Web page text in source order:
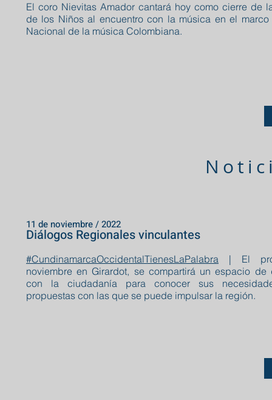
El coro Nievitas Amador cantará hoy como cierre de
de los Niños al encuentro con la música en el
Nacional de la música Colombiana.
#CundinamarcaOccidentalTienesLaPalabra | El
noviembre en Girardot, se compartirá un espacio de
con la ciudadanía para conocer sus
propuestas con las que se puede impulsar la región.
Diálogos Regionales vinculantes
11 de noviembre / 2022